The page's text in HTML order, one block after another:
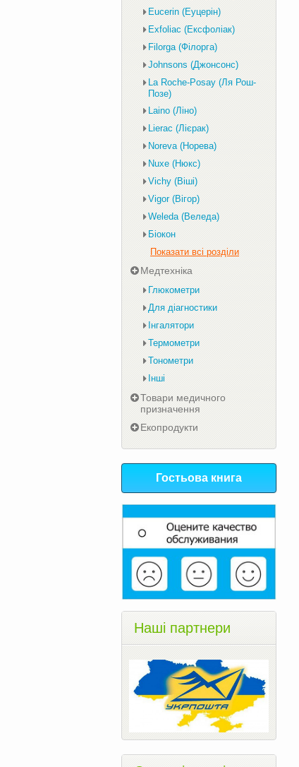
Eucerin (Еуцерін)
Exfoliac (Ексфоліак)
Filorga (Філорга)
Johnsons (Джонсонс)
La Roche-Posay (Ля Рош-
Позе)
Laino (Ліно)
Lierac (Лієрак)
Noreva (Норева)
Nuxe (Нюкс)
Vichy (Віші)
Vigor (Вігор)
Weleda (Веледа)
Біокон
Показати всі розділи
Медтехніка
Глюкометри
Для діагностики
Інгалятори
Термометри
Тонометри
Інші
Товари медичного
призначення
Екопродукти
Гостьова книга
Наші партнери